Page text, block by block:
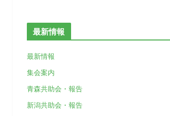
最新情報
最新情報
集会案内
青森共助会・報告
新潟共助会・報告